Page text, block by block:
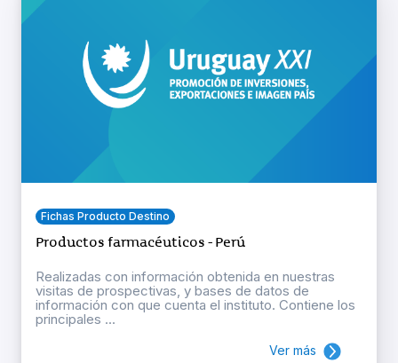
Fichas Producto Destino
Productos farmacéuticos - Perú
Realizadas con información obtenida en nuestras
visitas de prospectivas, y bases de datos de
información con que cuenta el instituto. Contiene los
principales ...
Ver más